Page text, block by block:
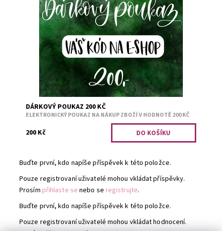
Darujte poukaz na náš e-shop www.abysscandle.cz. Jeho
platnost je jeden rok od zaplacení. Po obdržení platby
Vám do 24 hodin...
Dostupnost:
Skladem
Kód:
1362
DÁRKOVÝ POUKAZ 200 KČ
ELEKTRONICKÝ POUKAZ NA NÁKUP ZBOŽÍ V HODNOTĚ 200 KČ
200 Kč
Buďte první, kdo napíše příspěvek k této položce.
Pouze registrovaní uživatelé mohou vkládat příspěvky.
Prosím přihlaste se nebo se registrujte.
Buďte první, kdo napíše příspěvek k této položce.
Pouze registrovaní uživatelé mohou vkládat hodnocení.